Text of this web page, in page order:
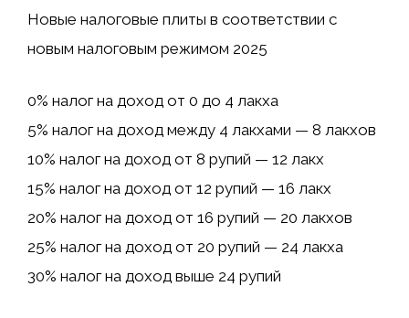
Новые налоговые плиты в соответствии с
новым налоговым режимом 2025
0% налог на доход от 0 до 4 лакха
5% налог на доход между 4 лакхами — 8 лакхов
10% налог на доход от 8 рупий — 12 лакх
15% налог на доход от 12 рупий — 16 лакх
20% налог на доход от 16 рупий — 20 лакхов
25% налог на доход от 20 рупий — 24 лакха
30% налог на доход выше 24 рупий